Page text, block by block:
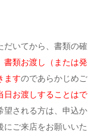
だいてから、書類の確
書類お渡し（または発
ますのであらかじめご
日お渡しすることはで
望される方は、申込か
にご来店をお願いいた